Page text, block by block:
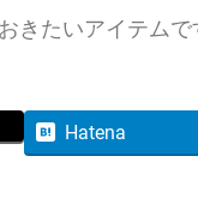
たいアイテムで
Hatena